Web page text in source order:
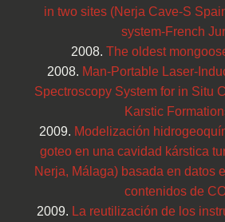
in two sites (Nerja Cave-S
system-French
2008. The oldest
2008. Man-Portable Laser-
Spectroscopy System for in Situ
Karstic
2009. Modelización
goteo en una cavidad kárstica
Nerja, Málaga) basada en datos
contenidos de
2009. La reutilización de los